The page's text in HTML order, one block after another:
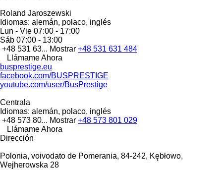
Roland Jaroszewski
Idiomas: alemán, polaco, inglés
Lun - Vie 07:00 - 17:00
Sáb 07:00 - 13:00
+48 531 63... Mostrar +48 531 631 484
Llámame Ahora
busprestige.eu
facebook.com/BUSPRESTIGE
youtube.com/user/BusPrestige
Centrala
Idiomas: alemán, polaco, inglés
+48 573 80... Mostrar +48 573 801 029
Llámame Ahora
Dirección
Polonia, voivodato de Pomerania, 84-242, Kębłowo,
Wejherowska 28